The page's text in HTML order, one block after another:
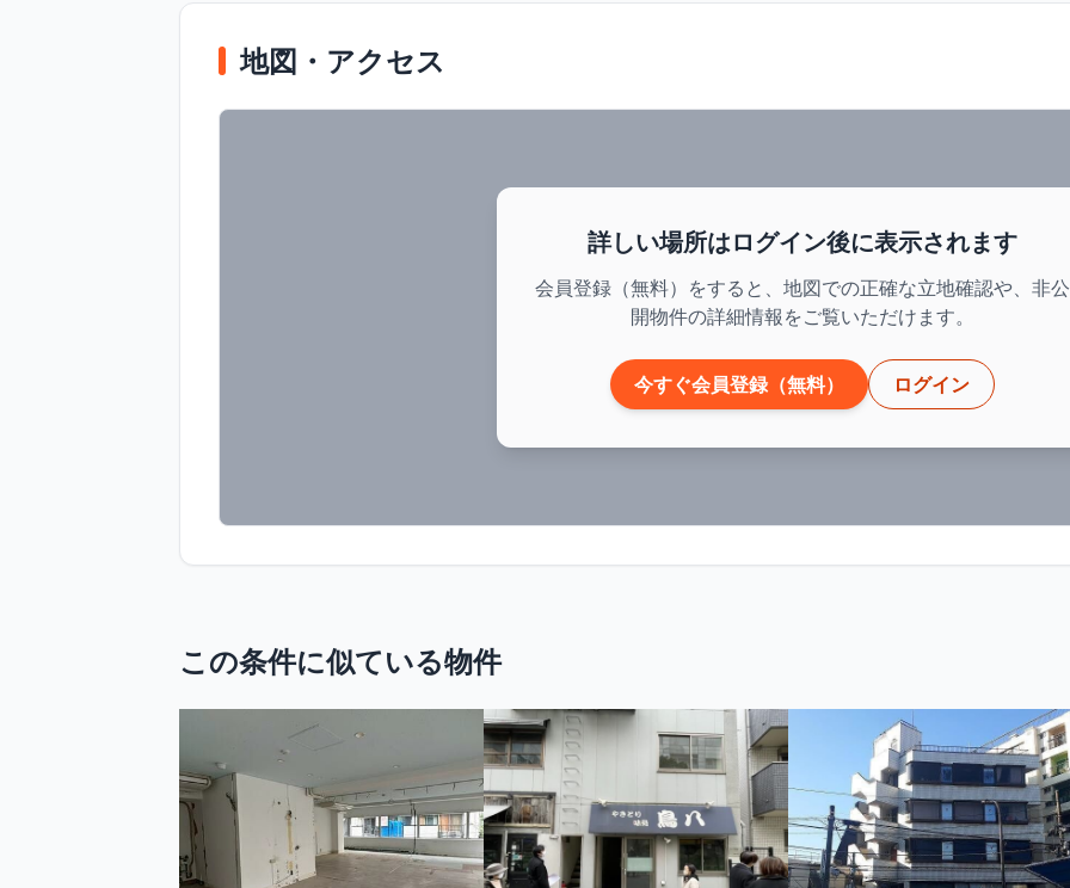
地図・アクセス
詳しい場所はログイン後に表示されます
会員登録（無料）をすると、地図での正確な立地確認や、非公
開物件の詳細情報をご覧いただけます。
今すぐ会員登録（無料） ログイン
この条件に似ている物件